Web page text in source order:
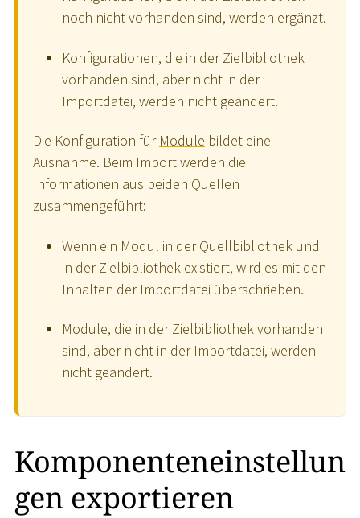
noch nicht vorhanden sind, werden ergänzt.
Konfigurationen, die in der Zielbibliothek
vorhanden sind, aber nicht in der
Importdatei, werden nicht geändert.
Die Konfiguration für Module bildet eine
Ausnahme. Beim Import werden die
Informationen aus beiden Quellen
zusammengeführt:
Wenn ein Modul in der Quellbibliothek und
in der Zielbibliothek existiert, wird es mit den
Inhalten der Importdatei überschrieben.
Module, die in der Zielbibliothek vorhanden
sind, aber nicht in der Importdatei, werden
nicht geändert.
Komponenteneinstellun
gen exportieren